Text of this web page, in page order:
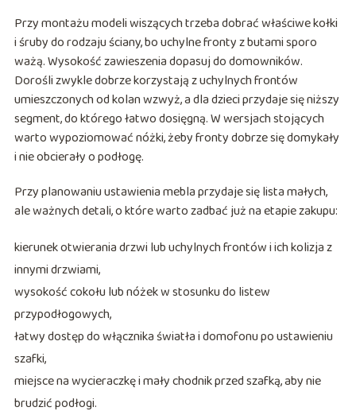
Przy montażu modeli wiszących trzeba dobrać właściwe kołki
i śruby do rodzaju ściany, bo uchylne fronty z butami sporo
ważą. Wysokość zawieszenia dopasuj do domowników.
Dorośli zwykle dobrze korzystają z uchylnych frontów
umieszczonych od kolan wzwyż, a dla dzieci przydaje się niższy
segment, do którego łatwo dosięgną. W wersjach stojących
warto wypoziomować nóżki, żeby fronty dobrze się domykały
i nie obcierały o podłogę.
Przy planowaniu ustawienia mebla przydaje się lista małych,
ale ważnych detali, o które warto zadbać już na etapie zakupu:
kierunek otwierania drzwi lub uchylnych frontów i ich kolizja z
innymi drzwiami,
wysokość cokołu lub nóżek w stosunku do listew
przypodłogowych,
łatwy dostęp do włącznika światła i domofonu po ustawieniu
szafki,
miejsce na wycieraczkę i mały chodnik przed szafką, aby nie
brudzić podłogi.